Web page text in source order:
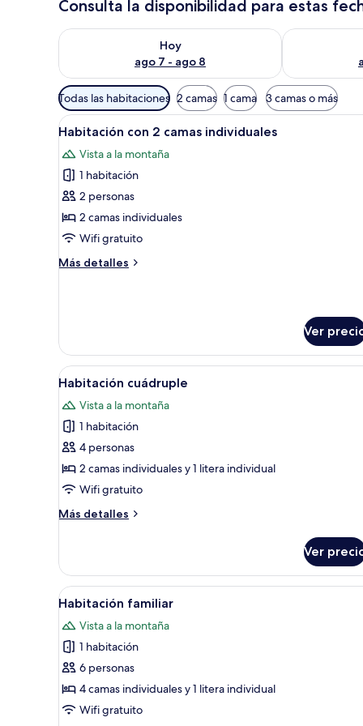
Consulta la disponibilidad para estas
Hoy
ago 7 - ago 8
Consulta la disponibilidad para hoy ago 7 - ago 8
Consulta la
Filtros
disponibles
para
habitaciones
Todas las habitaciones 2 camas 1 cama 3 camas o más
Abrir
todas
las
fotos
de
Habitación
con
camas
Habitación de hotel con
1
Habitación con 2 camas individuales
Vista a la montaña
1 habitación
2 personas
2 camas individuales
Wifi gratuito
Más detalles
Más
camas
individuales
Ver
Abrir
todas
las
fotos
de
Habitación
cuádruple
Habitación de hotel con
1
Habitación cuádruple
Vista a la montaña
1 habitación
4 personas
2 camas individuales y 1 litera individual
Wifi gratuito
Más detalles
Más
cuádruple
Ver
Abrir
todas
las
fotos
de
Habitación
familiar
Habitación de hotel con
1
Habitación familiar
Vista a la montaña
1 habitación
6 personas
4 camas individuales y 1 litera individual
Wifi gratuito